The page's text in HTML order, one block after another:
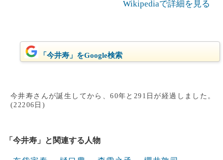
Wikipediaで詳細を見る
「今井寿」をGoogle検索
今井寿さんが誕生してから、60年と291日が経過しました。
(22206日)
「今井寿」と関連する人物